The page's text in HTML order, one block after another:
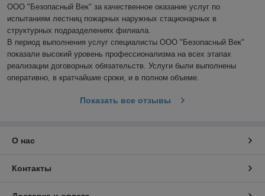
ООО "Безопасный Век" за качественное оказание услуг по
испытаниям лестниц пожарных наружных стационарных в
структурных подразделениях филиала.
В период выполнения услуг специалисты ООО "Безопасный Век"
показали высокий уровень профессионализма на всех этапах
реализации договорных обязательств. Услуги были выполнены
оперативно, в кратчайшие сроки, и в полном объеме.
Показать все отзывы
О нас
Контакты